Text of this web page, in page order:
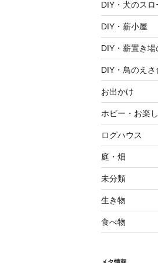
DIY・犬のスロ
DIY・薪小屋
DIY・薪置き場
DIY・鳥のえさ
お出かけ
ホビー・お楽
ログハウス
庭・畑
未分類
生き物
食べ物